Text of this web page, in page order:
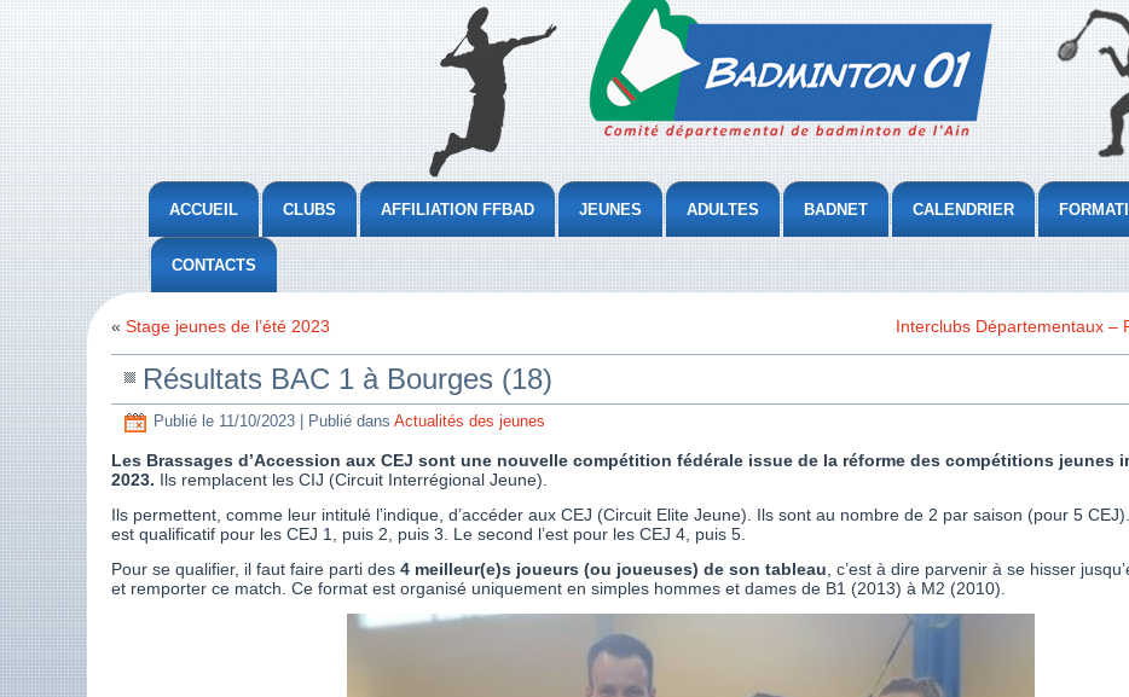
ACCUEIL CLUBS AFFILIATION FFBAD JEUNES ADULTES BADNET CALENDRIER
CONTACTS
« Stage jeunes de l’été 2023 Interclubs Départementaux –
Résultats BAC 1 à Bourges (18)
Publié le 11/10/2023 Publié dans Actualités des jeunes
Les Brassages d’Accession aux CEJ sont une nouvelle compétition fédérale issue de la réforme des compétitions jeunes
2023. Ils remplacent les CIJ (Circuit Interrégional Jeune).
Ils permettent, comme leur intitulé l’indique, d’accéder aux CEJ (Circuit Elite Jeune). Ils sont au nombre de 2 par saison (pour 5
est qualificatif pour les CEJ 1, puis 2, puis 3. Le second l’est pour les CEJ 4, puis 5.
Pour se qualifier, il faut faire parti des 4 meilleur(e)s joueurs (ou joueuses) de son tableau , c’est à dire parvenir à se hisser
et remporter ce match. Ce format est organisé uniquement en simples hommes et dames de B1 (2013) à M2 (2010).